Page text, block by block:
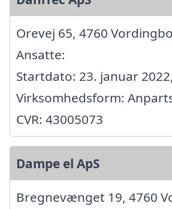
Orevej 65, 4760
Ansatte:
Startdato: 23. januar 2022,
Virksomhedsform:
CVR: 43005073
Dampe el ApS
Bregnevænget 19, 4760